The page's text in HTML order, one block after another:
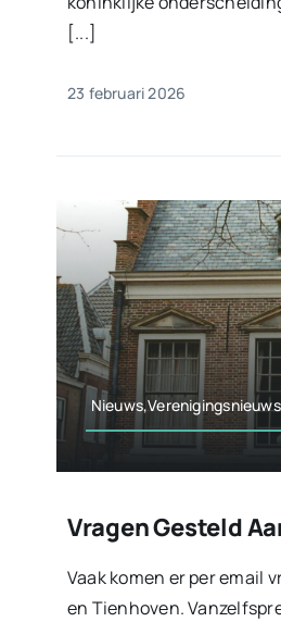
[...]
23 februari 2026
Nieuws,Verenigingsnieuws
Vragen Gesteld
Vaak komen er per email
en Tienhoven.